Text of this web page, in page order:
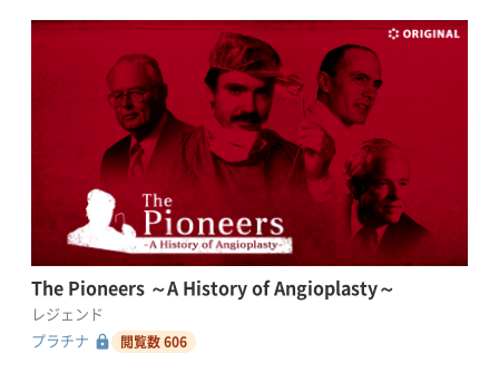
The Pioneers ～A History of Angioplasty～
レジェンド
プラチナ lock 閲覧数 606